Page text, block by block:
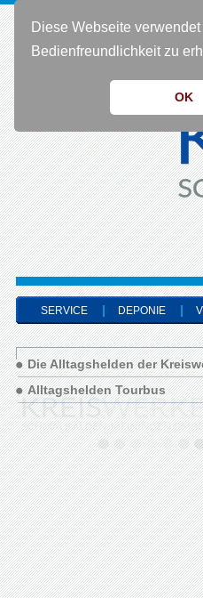
Diese Webseite
Bedienfreundlichkeit zu
OK
SERVICE DEPONIE
Die Alltagshelden der
Alltagshelden Tourbus